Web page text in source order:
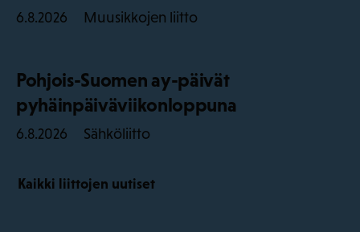
6.8.2026 Muusikkojen liitto
Pohjois-Suomen ay-päivät
pyhäinpäiväviikonloppuna
6.8.2026 Sähköliitto
Kaikki liittojen uutiset